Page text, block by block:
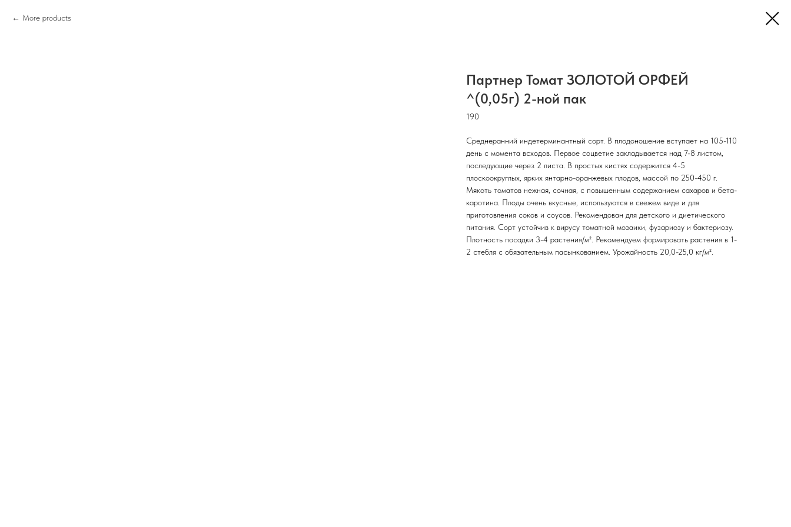
More products
Партнер Томат ЗОЛОТОЙ ОРФЕЙ
^(0,05г) 2-ной пак
190
Среднеранний индетерминантный сорт. В плодоношение вступает на 105-110
день с момента всходов. Первое соцветие закладывается над 7-8 листом,
последующие через 2 листа. В простых кистях содержится 4-5
плоскоокруглых, ярких янтарно-оранжевых плодов, массой по 250-450 г.
Мякоть томатов нежная, сочная, с повышенным содержанием сахаров и бета-
каротина. Плоды очень вкусные, используются в свежем виде и для
приготовления соков и соусов. Рекомендован для детского и диетического
питания. Сорт устойчив к вирусу томатной мозаики, фузариозу и бактериозу.
Плотность посадки 3-4 растения/м². Рекомендуем формировать растения в 1-
2 стебля с обязательным пасынкованием. Урожайность 20,0-25,0 кг/м².